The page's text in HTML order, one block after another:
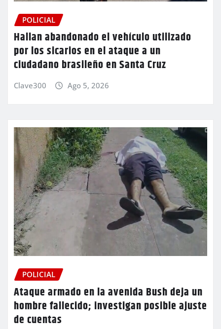
POLICIAL
Hallan abandonado el vehículo utilizado
por los sicarios en el ataque a un
ciudadano brasileño en Santa Cruz
Clave300 Ago 5, 2026
POLICIAL
Ataque armado en la avenida Bush deja un
hombre fallecido; investigan posible ajuste
de cuentas